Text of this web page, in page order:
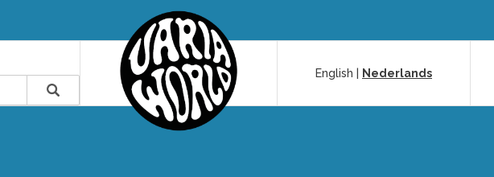
English
Nederlands